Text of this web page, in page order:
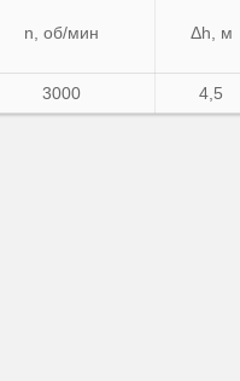
n, об/мин Δh, м
3000 4,5